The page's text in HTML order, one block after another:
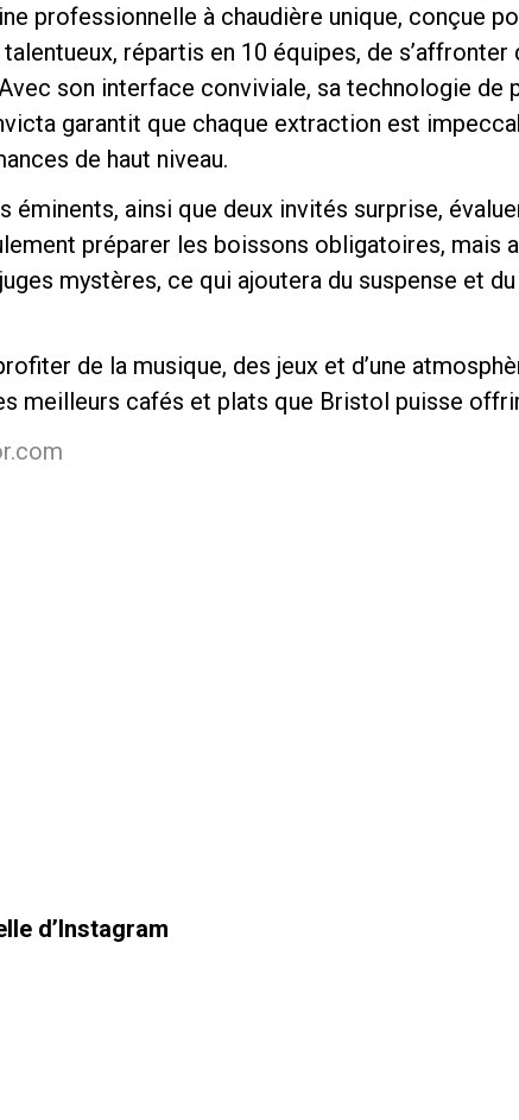
professionnelle à chaudière unique, conçue
répartis en 10 équipes, de s’affronter
son interface conviviale, sa technologie de
garantit que chaque extraction est
de haut niveau.
éminents, ainsi que deux invités surprise,
préparer les boissons obligatoires, mais
mystères, ce qui ajoutera du suspense et
de la musique, des jeux et d’une
meilleurs cafés et plats que Bristol puisse
d’Instagram
confidentialité